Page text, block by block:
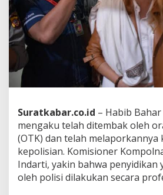
L
a
p
o
r
k
a
O
K
y
a
n
g
m
e
Suratkabar.co.id – Habib
mengaku telah ditembak oleh
(OTK) dan telah melaporkannya
kepolisian. Komisioner
Indarti, yakin bahwa penyidikan
oleh polisi dilakukan secara